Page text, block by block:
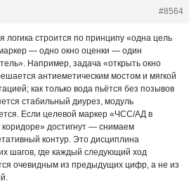
#8564
логика строится по принципу «одна цель
— одно окно оценки — один
Например, задача «открыть окно
антиеметическим мостом и мягкой
как только вода пьётся без позывов
стабильный диурез, модуль
Если целевой маркер «ЧСС/АД в
достигнут — снимаем
контур. Это дисциплина
шагов, где каждый следующий ход
очевидным из предыдущих цифр, а не из